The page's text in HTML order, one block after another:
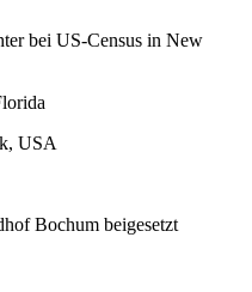
bei US-Census in New
USA
Bochum beigesetzt